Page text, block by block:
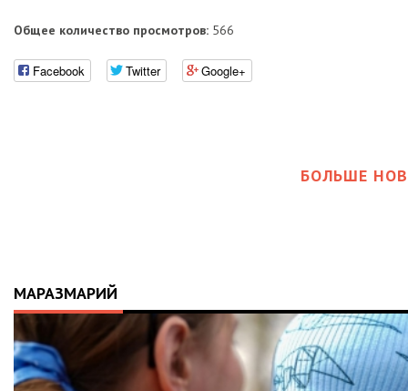
Общее количество просмотров: 566
Facebook Twitter Google+
БОЛЬШЕ
МАРАЗМАРИЙ